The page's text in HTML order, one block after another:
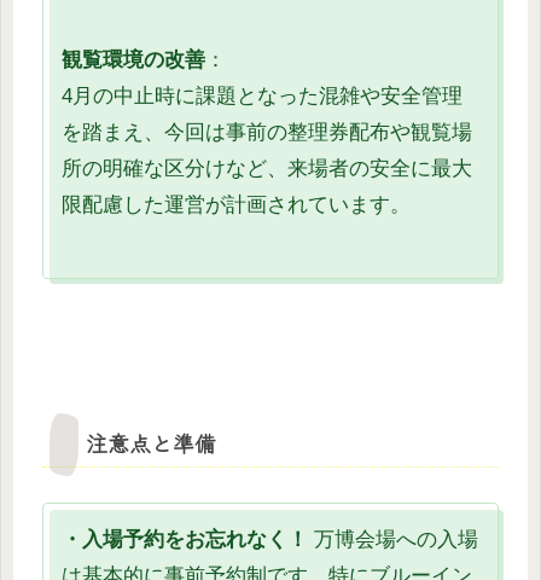
観覧環境の改善 ：
4月の中止時に課題となった混雑や安全管理
を踏まえ、今回は事前の整理券配布や観覧場
所の明確な区分けなど、来場者の安全に最大
限配慮した運営が計画されています。
注意点と準備
・入場予約をお忘れなく！
万博会場への入場